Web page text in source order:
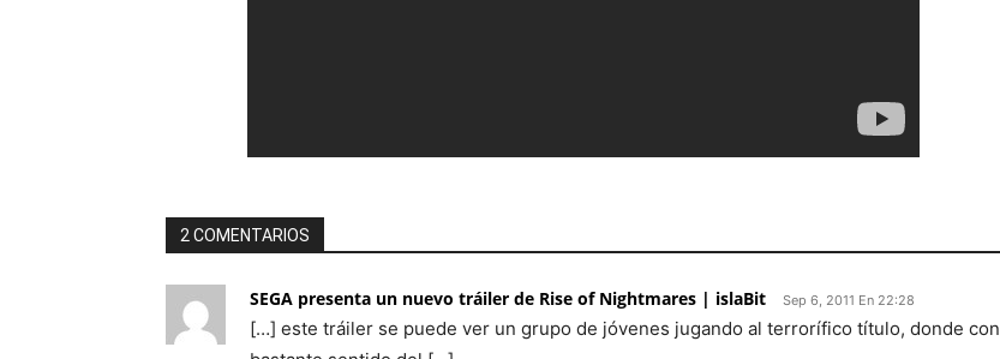
2 COMENTARIOS
SEGA presenta un nuevo tráiler de Rise of Nightmares | islaBit Sep 6, 2011 En 22:28
[…] este tráiler se puede ver un grupo de jóvenes jugando al terrorífico título, donde con